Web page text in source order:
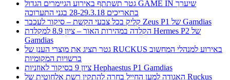
גטר תשתתף באירוע הגיימרים הגדול GAME IN שיערך
בתאריכים 28-29.3.18 בגני התערוכה
קליק בכל צבעי הקשת – סיקור לעכבר Zeus P1 של Gamdias
הקלדה במהירות האור – ציון 8.9 למקלדת Hermes P2 של
Gamdias
גטר תציג את מוצרי הענן של RUCKUS באירוע למנהלי המחשוב
ברשויות המקומיות
ציון 9 בסיקור לאוזניות Hephaestus P1 Gamdias
האגודה למען החייל בחרה להתקין רשת אלחוטית של Ruckus